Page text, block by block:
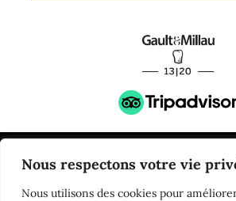
Nous respectons votre vie
Nous utilisons des cookies pour